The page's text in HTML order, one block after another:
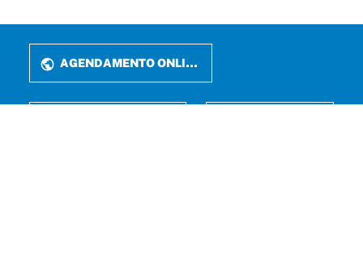
AGENDAMENTO ONLINE